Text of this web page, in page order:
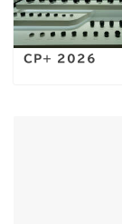
CP+ 2026